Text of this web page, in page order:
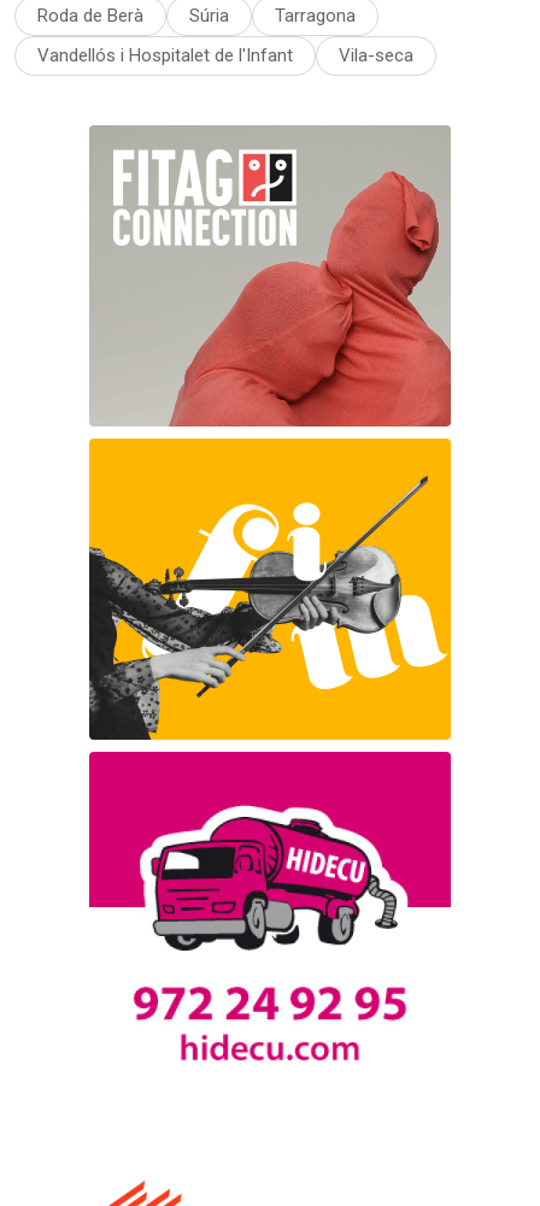
Roda de Berà Súria
Tarragona
Vandellós i Hospitalet de l'Infant
Vila-seca